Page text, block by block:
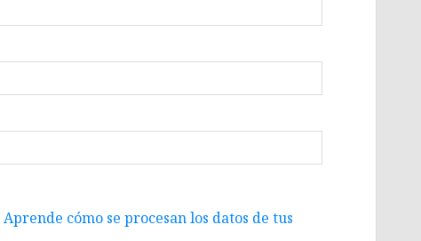
Aprende cómo se procesan los datos de tus